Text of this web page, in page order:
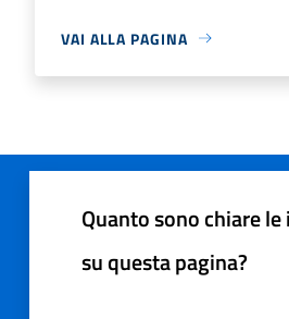
VAI ALLA PAGINA
Quanto sono chiare
su questa pagina?